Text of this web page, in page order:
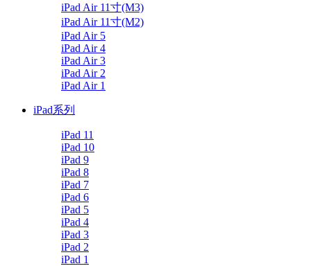
iPad Air 11寸(M3)
iPad Air 11寸(M2)
iPad Air 5
iPad Air 4
iPad Air 3
iPad Air 2
iPad Air 1
iPad系列
iPad 11
iPad 10
iPad 9
iPad 8
iPad 7
iPad 6
iPad 5
iPad 4
iPad 3
iPad 2
iPad 1